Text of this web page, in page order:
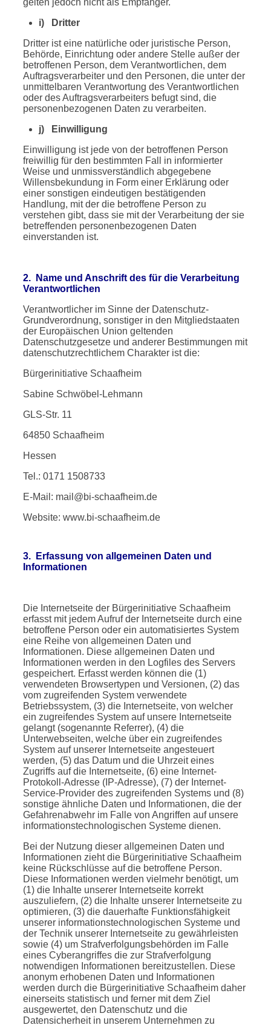
gelten jedoch nicht als Empfänger.
i) Dritter
Dritter ist eine natürliche oder juristische Person,
Behörde, Einrichtung oder andere Stelle außer der
betroffenen Person, dem Verantwortlichen, dem
Auftragsverarbeiter und den Personen, die unter der
unmittelbaren Verantwortung des Verantwortlichen
oder des Auftragsverarbeiters befugt sind, die
personenbezogenen Daten zu verarbeiten.
j) Einwilligung
Einwilligung ist jede von der betroffenen Person
freiwillig für den bestimmten Fall in informierter
Weise und unmissverständlich abgegebene
Willensbekundung in Form einer Erklärung oder
einer sonstigen eindeutigen bestätigenden
Handlung, mit der die betroffene Person zu
verstehen gibt, dass sie mit der Verarbeitung der sie
betreffenden personenbezogenen Daten
einverstanden ist.
2. Name und Anschrift des für die Verarbeitung
Verantwortlichen
Verantwortlicher im Sinne der Datenschutz-
Grundverordnung, sonstiger in den Mitgliedstaaten
der Europäischen Union geltenden
Datenschutzgesetze und anderer Bestimmungen mit
datenschutzrechtlichem Charakter ist die:
Bürgerinitiative Schaafheim
Sabine Schwöbel-Lehmann
GLS-Str. 11
64850 Schaafheim
Hessen
Tel.: 0171 1508733
E-Mail: mail@bi-schaafheim.de
Website: www.bi-schaafheim.de
3. Erfassung von allgemeinen Daten und
Informationen
Die Internetseite der Bürgerinitiative Schaafheim
erfasst mit jedem Aufruf der Internetseite durch eine
betroffene Person oder ein automatisiertes System
eine Reihe von allgemeinen Daten und
Informationen. Diese allgemeinen Daten und
Informationen werden in den Logfiles des Servers
gespeichert. Erfasst werden können die (1)
verwendeten Browsertypen und Versionen, (2) das
vom zugreifenden System verwendete
Betriebssystem, (3) die Internetseite, von welcher
ein zugreifendes System auf unsere Internetseite
gelangt (sogenannte Referrer), (4) die
Unterwebseiten, welche über ein zugreifendes
System auf unserer Internetseite angesteuert
werden, (5) das Datum und die Uhrzeit eines
Zugriffs auf die Internetseite, (6) eine Internet-
Protokoll-Adresse (IP-Adresse), (7) der Internet-
Service-Provider des zugreifenden Systems und (8)
sonstige ähnliche Daten und Informationen, die der
Gefahrenabwehr im Falle von Angriffen auf unsere
informationstechnologischen Systeme dienen.
Bei der Nutzung dieser allgemeinen Daten und
Informationen zieht die Bürgerinitiative Schaafheim
keine Rückschlüsse auf die betroffene Person.
Diese Informationen werden vielmehr benötigt, um
(1) die Inhalte unserer Internetseite korrekt
auszuliefern, (2) die Inhalte unserer Internetseite zu
optimieren, (3) die dauerhafte Funktionsfähigkeit
unserer informationstechnologischen Systeme und
der Technik unserer Internetseite zu gewährleisten
sowie (4) um Strafverfolgungsbehörden im Falle
eines Cyberangriffes die zur Strafverfolgung
notwendigen Informationen bereitzustellen. Diese
anonym erhobenen Daten und Informationen
werden durch die Bürgerinitiative Schaafheim daher
einerseits statistisch und ferner mit dem Ziel
ausgewertet, den Datenschutz und die
Datensicherheit in unserem Unternehmen zu